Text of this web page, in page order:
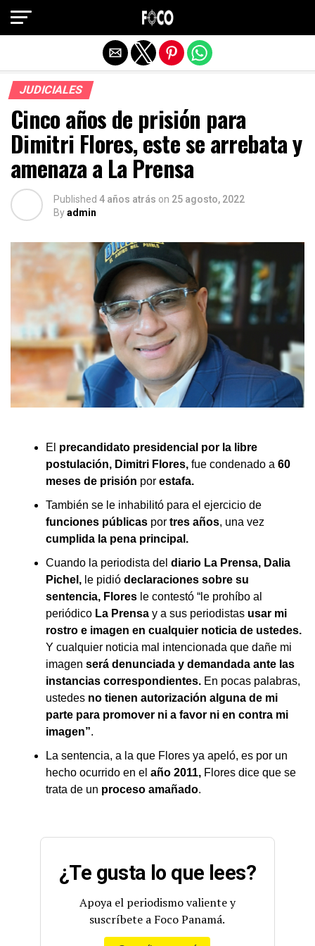
JUDICIALES
Cinco años de prisión para
Dimitri Flores, este se arrebata y
amenaza a La Prensa
Published 4 años atrás on 25 agosto, 2022
Byadmin
El precandidato presidencial por la libre
postulación, Dimitri Flores, fue condenado a 60
meses de prisión por estafa.
También se le inhabilitó para el ejercicio de
funciones públicas por tres años, una vez
cumplida la pena principal.
Cuando la periodista del diario La Prensa, Dalia
Pichel, le pidió declaraciones sobre su
sentencia, Flores le contestó “le prohíbo al
periódico La Prensa y a sus periodistas usar mi
rostro e imagen en cualquier noticia de ustedes.
Y cualquier noticia mal intencionada que dañe mi
imagen será denunciada y demandada ante las
instancias correspondientes. En pocas palabras,
ustedes no tienen autorización alguna de mi
parte para promover ni a favor ni en contra mi
imagen”.
La sentencia, a la que Flores ya apeló, es por un
hecho ocurrido en el año 2011, Flores dice que se
trata de un proceso amañado.
¿Te gusta lo que lees?
Apoya el periodismo valiente y
suscríbete a Foco Panamá.
Salir de la versión móvil